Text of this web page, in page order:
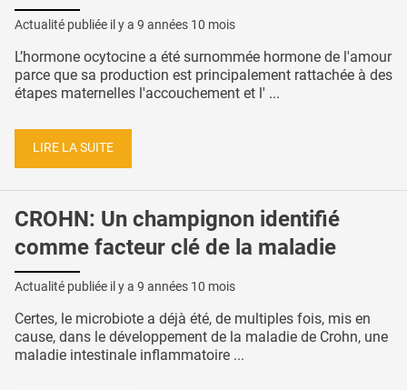
Actualité publiée il y a 9 années 10 mois
L’hormone ocytocine a été surnommée hormone de l'amour
parce que sa production est principalement rattachée à des
étapes maternelles l'accouchement et l' ...
LIRE LA SUITE
CROHN: Un champignon identifié
comme facteur clé de la maladie
Actualité publiée il y a 9 années 10 mois
Certes, le microbiote a déjà été, de multiples fois, mis en
cause, dans le développement de la maladie de Crohn, une
maladie intestinale inflammatoire ...